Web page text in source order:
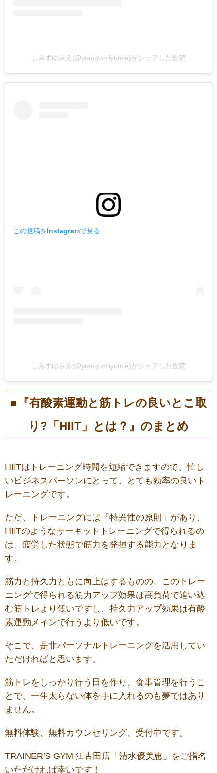
しみずゆみえ(@yumiyumiyumie)がシェアした投稿
この投稿をInstagramで見る
しみずゆみえ(@yumiyumiyumie)がシェアした投稿
■『有酸素運動と筋トレの良いとこ取
り?「HIIT」とは？』のまとめ
HIITはトレーニング時間を短縮できますので、忙し
いビジネスパーソンにとって、とても効率の良いト
レーニングです。
ただ、トレーニングには「特異性の原則」があり、
HIITのようなサーキットトレーニングで得られるの
は、疲労した状態で筋力を発揮する能力となりま
す。
筋力と持久力ともに向上はするものの、このトレー
ニングで得られる筋力アップ効果は高負荷で追い込
む筋トレより低いですし、持久力アップ効果は有酸
素運動メインで行うより低いです。
そこで、是非パーソナルトレーニングを活用してい
ただければと思います。
筋トレをしっかり行う日を作り、食事管理を行うこ
とで、一生太らない体を手に入れるのも夢ではあり
ません。
無料体験、無料カウンセリング、受付中です。
TRAINER’S GYM 江古田店「清水優美恵」をご指名
いただければ幸いです！